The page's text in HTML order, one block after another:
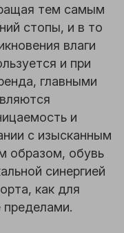
тем самым
стопы, и в то
влаги
и при
главными
и
с изысканным
образом, обувь
синергией
как для
пределами.